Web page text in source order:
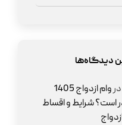
دیدگاه‌ها
در
وام ازدواج 1405
است؟ شرایط و اقساط